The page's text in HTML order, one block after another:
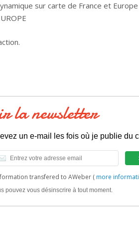
sur carte de France et
la newsletter
un e-mail les fois où je publie du
transfered to AWeber ( more
pouvez vous désinscrire à tout moment.